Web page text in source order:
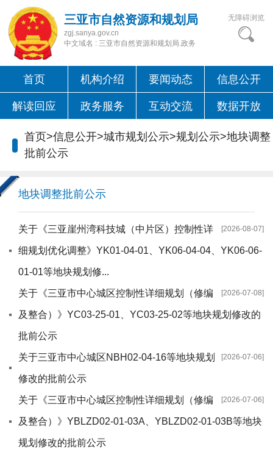
三亚市自然资源和规划局
zgj.sanya.gov.cn
中文域名 : 三亚市自然资源和规划局.政务
无障碍浏览
首页 机构介绍 要闻动态 信息公开
解读回应 政务服务 互动交流 数据开放
首页>信息公开>城市规划公示>规划公示>地块调整
批前公示
地块调整批前公示
[2026-08-07]
关于《三亚崖州湾科技城（中片区）控制性详
细规划优化调整》YK01-04-01、YK06-04-04、YK06-06-
01-01等地块规划修...
[2026-07-08]
关于《三亚市中心城区控制性详细规划（修编
及整合）》YC03-25-01、YC03-25-02等地块规划修改的
批前公示
[2026-07-06]
关于三亚市中心城区NBH02-04-16等地块规划
修改的批前公示
[2026-07-06]
关于《三亚市中心城区控制性详细规划（修编
及整合）》YBLZD02-01-03A、YBLZD02-01-03B等地块
规划修改的批前公示